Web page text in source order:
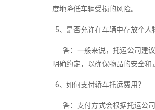
度地降低车辆受损的风险。
5、是否允许在车辆中存放个人
答：一般来说，托运公司建议
明确约定，以确保物品的安全和
6、如何支付轿车托运费用？
答：支付方式会根据托运公司